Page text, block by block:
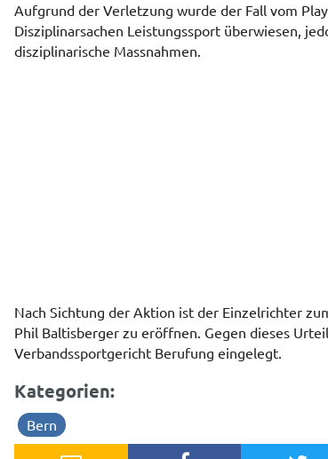
Aufgrund der Verletzung wurde der Fall vom
Disziplinarsachen Leistungssport überwiesen,
disziplinarische Massnahmen.
Nach Sichtung der Aktion ist der Einzelrichter
Phil Baltisberger zu eröffnen. Gegen dieses
Verbandssportgericht Berufung eingelegt.
Kategorien:
Bern